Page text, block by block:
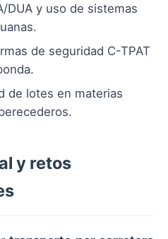
DUA y uso de sistemas
de seguridad C-TPAT
de lotes en materias
y retos